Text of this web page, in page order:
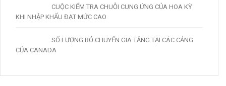
CUỘC KIỂM TRA CHUỖI CUNG ỨNG CỦA HOA KỲ
KHI NHẬP KHẨU ĐẠT MỨC CAO
SỐ LƯỢNG BỎ CHUYẾN GIA TĂNG TẠI CÁC CẢNG
CỦA CANADA